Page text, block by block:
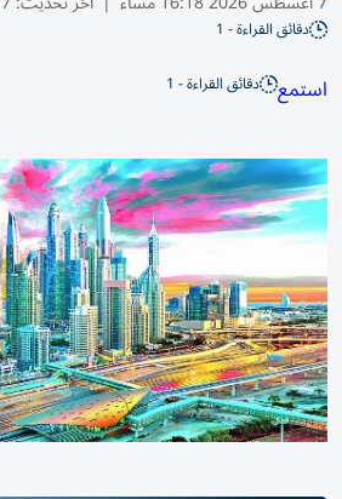
دقائق القراءة - 1
استمع دقائق القراءة - 1